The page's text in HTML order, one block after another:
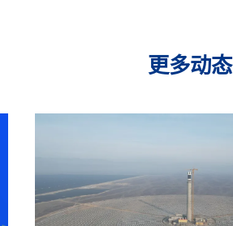
更多动态